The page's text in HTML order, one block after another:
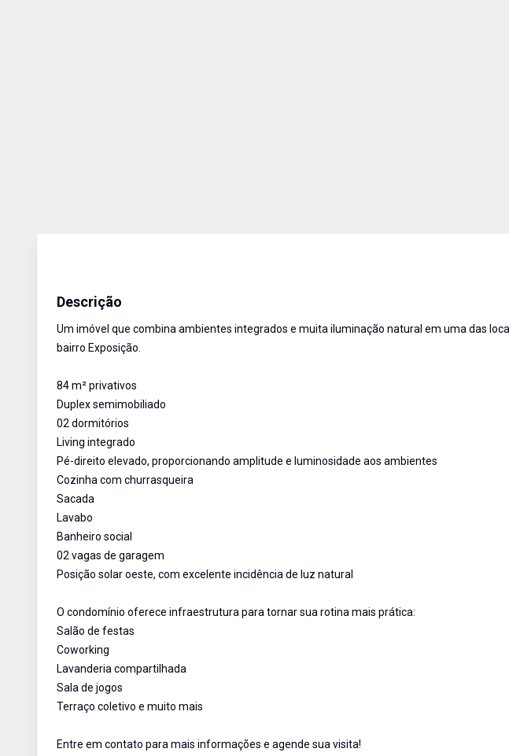
Descrição
Um imóvel que combina ambientes integrados e muita iluminação natural em uma das
bairro Exposição.
84 m² privativos
Duplex semimobiliado
02 dormitórios
Living integrado
Pé-direito elevado, proporcionando amplitude e luminosidade aos ambientes
Cozinha com churrasqueira
Sacada
Lavabo
Banheiro social
02 vagas de garagem
Posição solar oeste, com excelente incidência de luz natural
O condomínio oferece infraestrutura para tornar sua rotina mais prática:
Salão de festas
Coworking
Lavanderia compartilhada
Sala de jogos
Terraço coletivo e muito mais
Entre em contato para mais informações e agende sua visita!